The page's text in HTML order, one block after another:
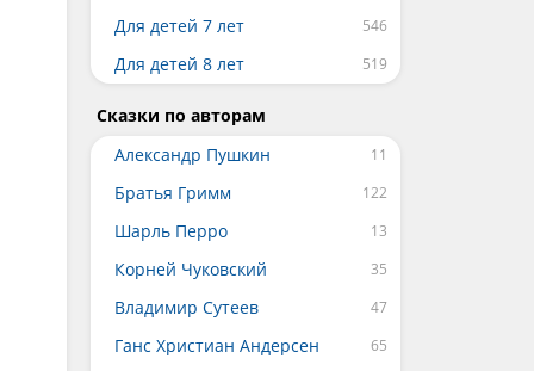
Для детей 7 лет
Для детей 8 лет
Сказки по авторам
Александр Пушкин
Братья Гримм
Шарль Перро
Корней Чуковский
Владимир Сутеев
Ганс Христиан Андерсен